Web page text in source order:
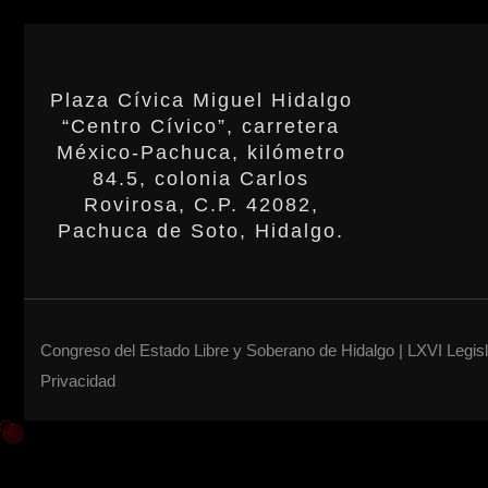
Plaza Cívica Miguel Hidalgo
“Centro Cívico”, carretera
México-Pachuca, kilómetro
84.5, colonia Carlos
Rovirosa, C.P. 42082,
Pachuca de Soto, Hidalgo.
Congreso del Estado Libre y Soberano de Hidalgo | LXVI
Privacidad